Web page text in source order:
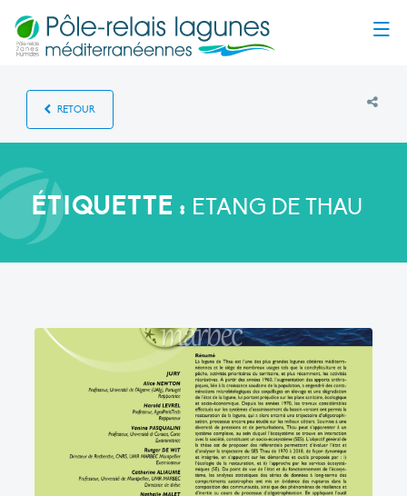
RETOUR
ÉTIQUETTE : ETANG DE THAU